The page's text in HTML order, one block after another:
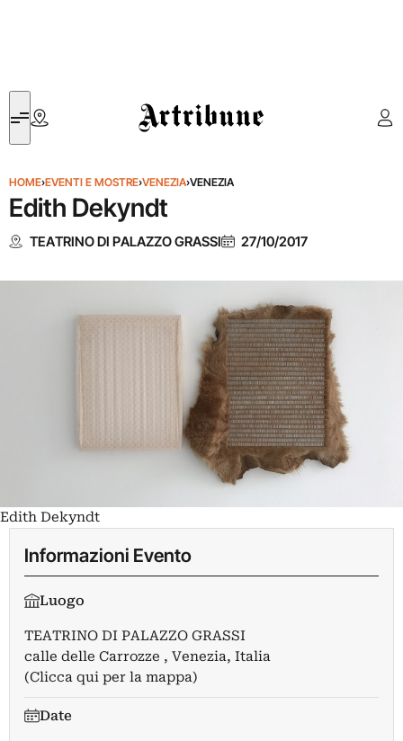
Artribune
HOME›EVENTI E MOSTRE›VENEZIA›VENEZIA
Edith Dekyndt
TEATRINO DI PALAZZO GRASSI 27/10/2017
Edith Dekyndt
Informazioni Evento
Luogo
TEATRINO DI PALAZZO GRASSI
calle delle Carrozze , Venezia, Italia
(Clicca qui per la mappa)
Date